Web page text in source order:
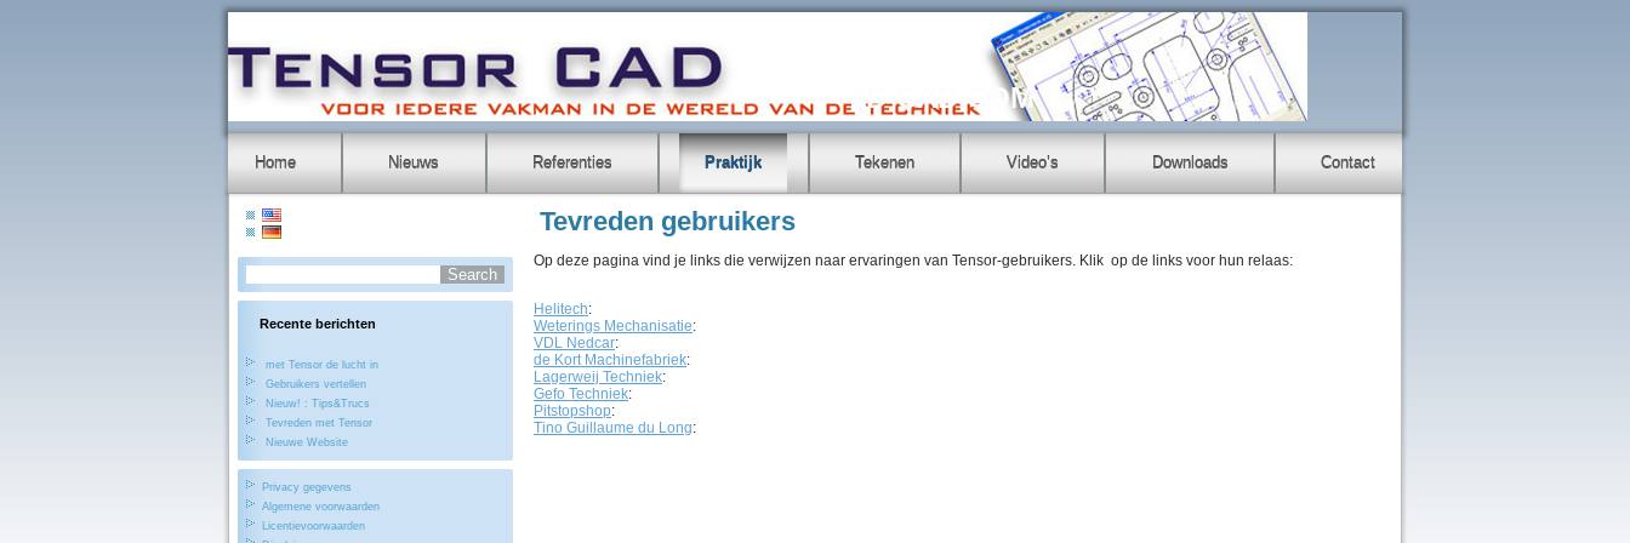
2D-CAD.COM
Home Nieuws Referenties Praktijk Tekenen Video’s Downloads Contact
Recente berichten
met Tensor de lucht in
Gebruikers vertellen
Nieuw! : Tips&Trucs
Tevreden met Tensor
Nieuwe Website
Privacy gegevens
Algemene voorwaarden
Licentievoorwaarden
Tevreden gebruikers
Op deze pagina vind je links die verwijzen naar ervaringen van Tensor-gebruikers. Klik op de links voor hun relaas:
Helitech:
Weterings Mechanisatie:
VDL Nedcar:
de Kort Machinefabriek:
Lagerweij Techniek:
Gefo Techniek:
Pitstopshop:
Tino Guillaume du Long: